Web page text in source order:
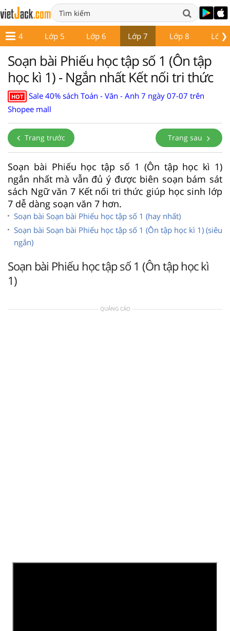
❯
Lớp 4 Lớp 5 Lớp 6 Lớp 7 Lớp 8 Lớp
Soạn bài Phiếu học tập số 1 (Ôn tập
học kì 1) - Ngắn nhất Kết nối tri thức
HOT
Sale 40% sách Toán - Văn - Anh 7 ngày 07-07 trên
Shopee mall
Trang trước Trang sau
Soạn bài Phiếu học tập số 1 (Ôn tập học kì 1)
ngắn nhất mà vẫn đủ ý được biên soạn bám sát
sách Ngữ văn 7 Kết nối tri thức giúp học sinh lớp
7 dễ dàng soạn văn 7 hơn.
Soạn bài Soạn bài Phiếu học tập số 1 (hay nhất)
Soạn bài Soạn bài Phiếu học tập số 1 (Ôn tập học kì 1) (siêu
ngắn)
Soạn bài Phiếu học tập số 1 (Ôn tập học kì
1)
QUẢNG CÁO